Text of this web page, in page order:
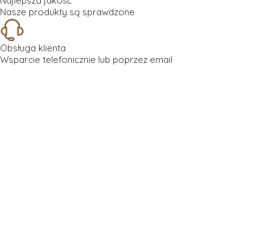
Nasze produkty są sprawdzone
Obsługa klienta
Wsparcie telefonicznie lub poprzez email